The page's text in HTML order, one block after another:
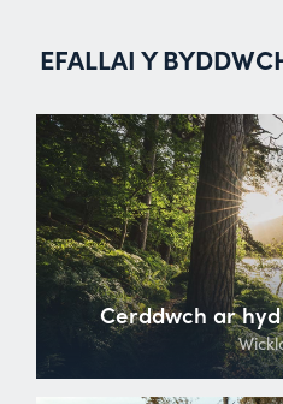
EFALLAI Y
Cerddwch ar